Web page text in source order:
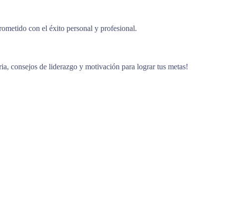
con el éxito personal y profesional.
consejos de liderazgo y motivación para lograr tus metas!